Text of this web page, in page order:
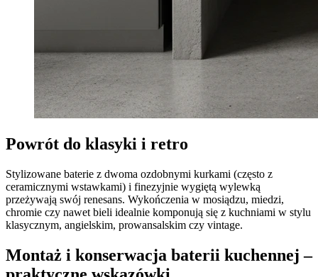
Powrót do klasyki i retro
Stylizowane baterie z dwoma ozdobnymi kurkami (często z
ceramicznymi wstawkami) i finezyjnie wygiętą wylewką
przeżywają swój renesans. Wykończenia w mosiądzu, miedzi,
chromie czy nawet bieli idealnie komponują się z kuchniami w stylu
klasycznym, angielskim, prowansalskim czy vintage.
Montaż i konserwacja baterii kuchennej –